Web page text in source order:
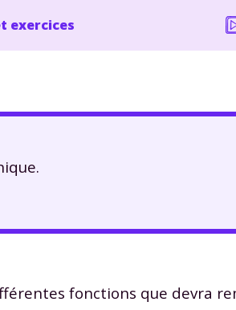
exercices
fonctions que devra